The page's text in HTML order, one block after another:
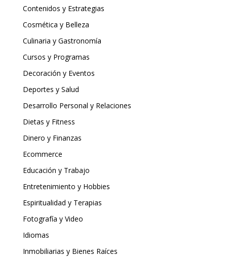
Contenidos y Estrategias
Cosmética y Belleza
Culinaria y Gastronomía
Cursos y Programas
Decoración y Eventos
Deportes y Salud
Desarrollo Personal y Relaciones
Dietas y Fitness
Dinero y Finanzas
Ecommerce
Educación y Trabajo
Entretenimiento y Hobbies
Espiritualidad y Terapias
Fotografía y Video
Idiomas
Inmobiliarias y Bienes Raíces